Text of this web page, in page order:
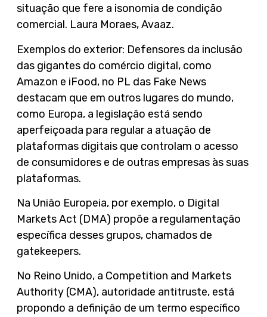
situação que fere a isonomia de condição
comercial. Laura Moraes, Avaaz.
Exemplos do exterior: Defensores da inclusão
das gigantes do comércio digital, como
Amazon e iFood, no PL das Fake News
destacam que em outros lugares do mundo,
como Europa, a legislação está sendo
aperfeiçoada para regular a atuação de
plataformas digitais que controlam o acesso
de consumidores e de outras empresas às suas
plataformas.
Na União Europeia, por exemplo, o Digital
Markets Act (DMA) propõe a regulamentação
específica desses grupos, chamados de
gatekeepers.
No Reino Unido, a Competition and Markets
Authority (CMA), autoridade antitruste, está
propondo a definição de um termo específico